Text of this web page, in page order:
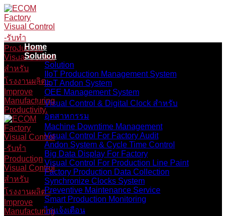
Skip
to
content
Home
Solution
Solution
IIoT Production Management System
IIoT Andon System
OEE Management System
Visual Control & Digital Clock สำหรับ
อุตสาหกรรม
Machine Downtime Management
Visual Control For Factory Audit
Andon System & Cycle Time Control
Big Data Display For Factory
Visual Control For Production Line Paint
Factory Production Data Collection
Synchronize Clocks System
Preventive Maintenance Service
Smart Production Monitoring
ไก่แจ้งเตือน